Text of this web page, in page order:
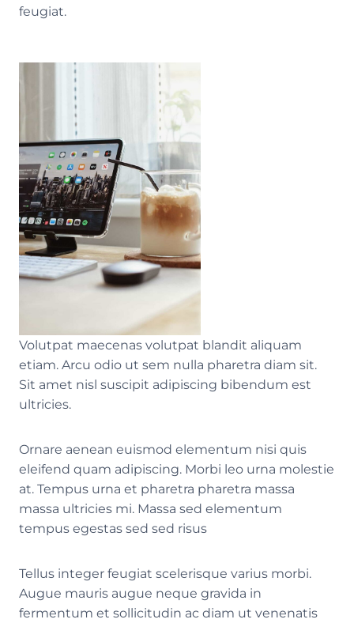
feugiat.
Volutpat maecenas volutpat blandit aliquam
etiam. Arcu odio ut sem nulla pharetra diam sit.
Sit amet nisl suscipit adipiscing bibendum est
ultricies.
Ornare aenean euismod elementum nisi quis
eleifend quam adipiscing. Morbi leo urna molestie
at. Tempus urna et pharetra pharetra massa
massa ultricies mi. Massa sed elementum
tempus egestas sed sed risus
Tellus integer feugiat scelerisque varius morbi.
Augue mauris augue neque gravida in
fermentum et sollicitudin ac diam ut venenatis